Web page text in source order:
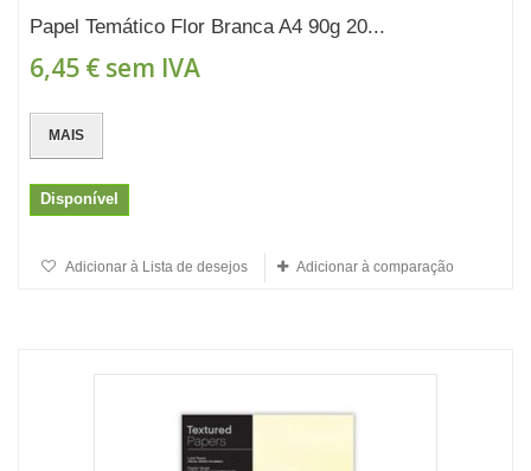
Papel Temático Flor Branca A4 90g 20...
6,45 € sem IVA
MAIS
Disponível
Adicionar à Lista de desejos Adicionar à comparação